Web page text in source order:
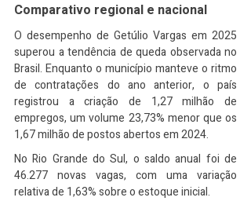
Comparativo regional e nacional
O desempenho de Getúlio Vargas em 2025
superou a tendência de queda observada no
Brasil. Enquanto o município manteve o ritmo
de contratações do ano anterior, o país
registrou a criação de 1,27 milhão de
empregos, um volume 23,73% menor que os
1,67 milhão de postos abertos em 2024.
No Rio Grande do Sul, o saldo anual foi de
46.277 novas vagas, com uma variação
relativa de 1,63% sobre o estoque inicial.